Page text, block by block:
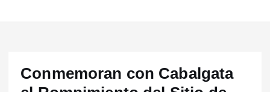
Conmemoran con Cabalgata